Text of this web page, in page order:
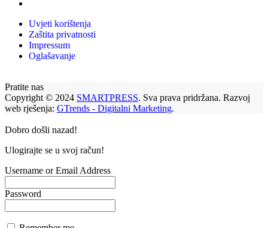
Uvjeti korištenja
Zaštita privatnosti
Impressum
Oglašavanje
Pratite nas
Copyright © 2024 SMARTPRESS. Sva prava pridržana. Razvoj
web rješenja: GTrends - Digitalni Marketing.
Dobro došli nazad!
Ulogirajte se u svoj račun!
Username or Email Address
Password